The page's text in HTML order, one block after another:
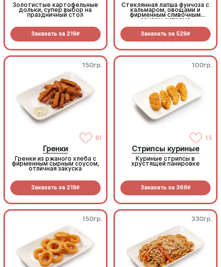
Золотистые картофельные
дольки, супер выбор на
праздничный стол
Заказать за 219R
Стеклянная лапша фунчоза с
кальмаром, овощами и
фирменным сливочным
соусом супреме
Заказать за 529R
150гр.
81
Гренки
Гренки из ржаного хлеба с
фирменным сырным соусом,
отличная закуска
Заказать за 219R
100гр.
15
Стрипсы куриные
Куриные стрипсы в
хрустящей панировке
Заказать за 369R
150гр. 330гр.